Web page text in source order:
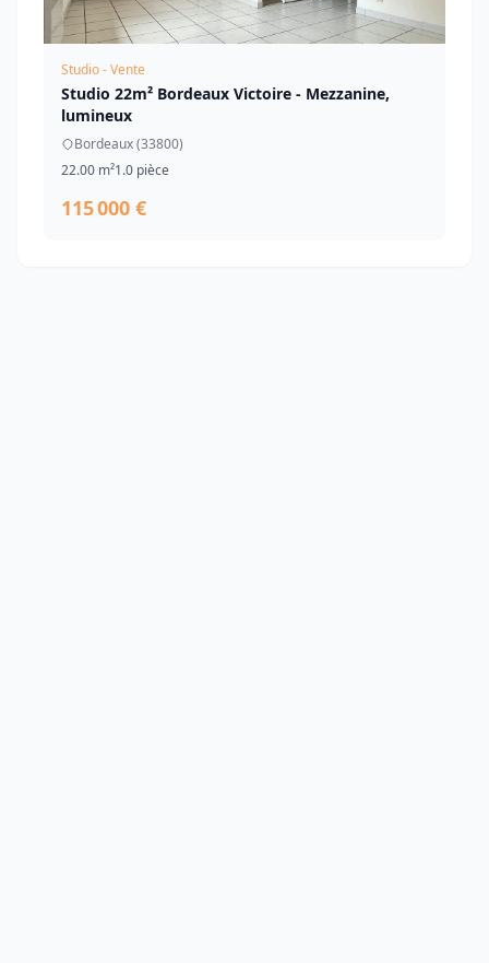
Studio - Vente
Studio 22m² Bordeaux Victoire - Mezzanine,
lumineux
Bordeaux (33800)
22.00 m²1.0 pièce
115 000 €